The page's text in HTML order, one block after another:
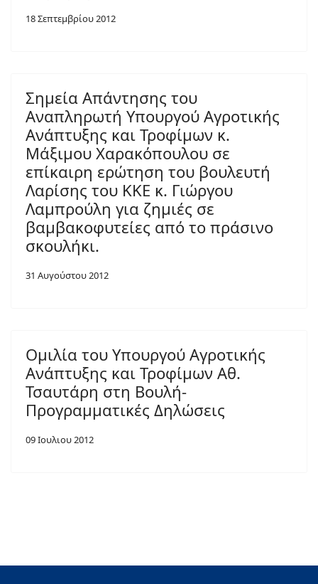
18 Σεπτεμβρίου 2012
Σημεία Απάντησης του
Αναπληρωτή Υπουργού Αγροτικής
Ανάπτυξης και Τροφίμων κ.
Μάξιμου Χαρακόπουλου σε
επίκαιρη ερώτηση του βουλευτή
Λαρίσης του ΚΚΕ κ. Γιώργου
Λαμπρούλη για ζημιές σε
βαμβακοφυτείες από το πράσινο
σκουλήκι.
31 Αυγούστου 2012
Ομιλία του Υπουργού Αγροτικής
Ανάπτυξης και Τροφίμων Αθ.
Τσαυτάρη στη Βουλή-
Προγραμματικές Δηλώσεις
09 Ιουλιου 2012